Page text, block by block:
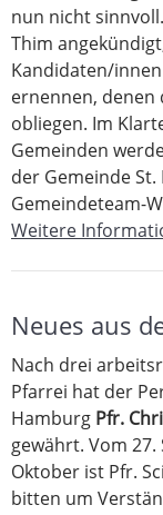
nun nicht
Thim
Kandidaten/
ernennen, denen
obliegen. Im
Gemeinden
der Gemeinde
Gemeindeteam-
Weitere
Neues aus
Nach drei
Pfarrei hat der
Hamburg Pfr.
gewährt. Vom
Oktober ist Pfr.
bitten um